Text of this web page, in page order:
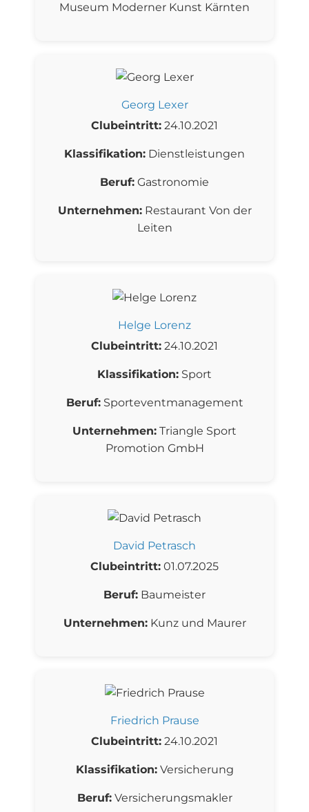
Museum Moderner Kunst Kärnten
Georg Lexer
Clubeintritt: 24.10.2021
Klassifikation: Dienstleistungen
Beruf: Gastronomie
Unternehmen:Restaurant Von der
Leiten
Helge Lorenz
Clubeintritt: 24.10.2021
Klassifikation: Sport
Beruf:Sporteventmanagement
Unternehmen: Triangle Sport
Promotion GmbH
David Petrasch
Clubeintritt: 01.07.2025
Beruf: Baumeister
Unternehmen:Kunz und Maurer
Friedrich Prause
Clubeintritt: 24.10.2021
Klassifikation:Versicherung
Beruf:Versicherungsmakler